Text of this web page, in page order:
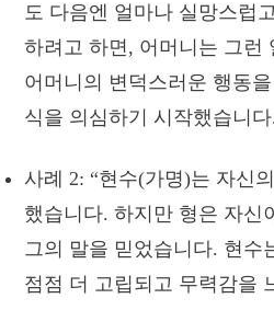
도 다음엔 얼마나 실망스럽
하려고 하면, 어머니는 그런
어머니의 변덕스러운 행동
식을 의심하기 시작했습니다
사례 2: “현수(가명)는 자신
했습니다. 하지만 형은 자신
그의 말을 믿었습니다. 현수
점점 더 고립되고 무력감을